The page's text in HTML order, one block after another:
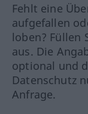
Fehlt eine
aufgefallen
loben? Füllen
aus. Die
optional und
Datenschutz
Anfrage.